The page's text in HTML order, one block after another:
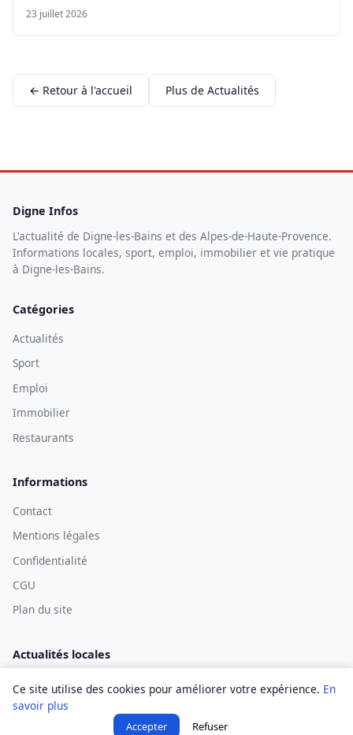
23 juillet 2026
← Retour à l'accueil Plus de Actualités
Digne Infos
L'actualité de Digne-les-Bains et des Alpes-de-Haute-Provence.
Informations locales, sport, emploi, immobilier et vie pratique
à Digne-les-Bains.
Catégories
Actualités
Sport
Emploi
Immobilier
Restaurants
Informations
Contact
Mentions légales
Confidentialité
CGU
Plan du site
Actualités locales
© 2026 Digne Infos — Tous droits réservés.
Ce site utilise des cookies pour améliorer votre expérience. En
savoir plus
Accepter Refuser